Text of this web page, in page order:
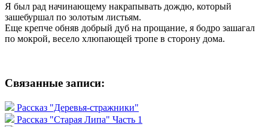
Я был рад начинающему накрапывать дождю, который
зашебуршал по золотым листьям.
Еще крепче обняв добрый дуб на прощание, я бодро зашагал
по мокрой, весело хлюпающей тропе в сторону дома.
Связанные записи:
Рассказ "Деревья-стражники"
Рассказ "Старая Липа" Часть 1